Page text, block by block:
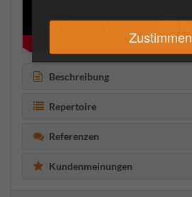
Zustimmen
Beschreibung
Repertoire
Referenzen
Kundenmeinungen